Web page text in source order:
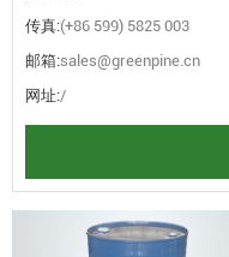
传真:(+86 599) 5825 003
邮箱:sales@greenpine.cn
网址:/